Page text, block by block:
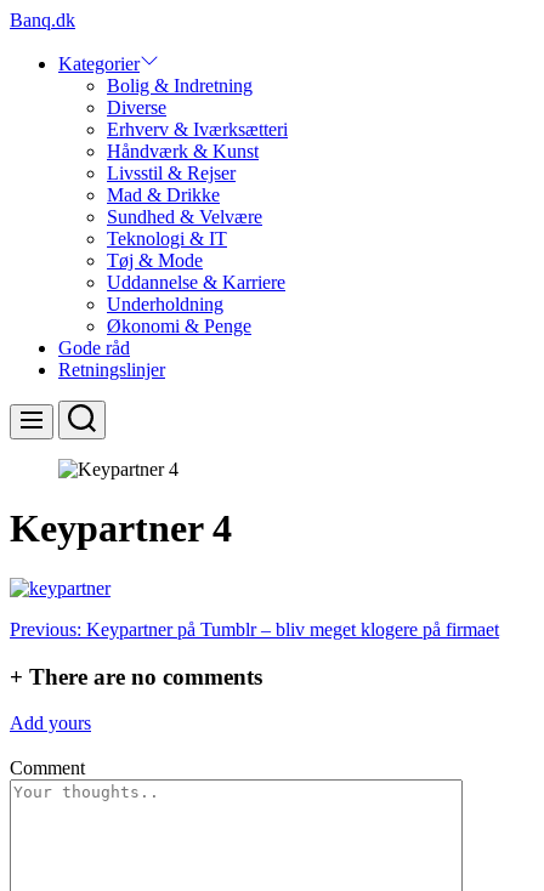
Skip
content
Banq.dk
Kategorier
Bolig & Indretning
Diverse
Erhverv & Iværksætteri
Håndværk & Kunst
Livsstil & Rejser
Mad & Drikke
Sundhed & Velvære
Teknologi & IT
Tøj & Mode
Uddannelse & Karriere
Underholdning
Økonomi & Penge
Gode råd
Retningslinjer
Menu Search
Keypartner 4
Indlægsnavigation
Previous: Keypartner på Tumblr – bliv meget klogere på firmaet
+ There are no comments
Add yours
Comment